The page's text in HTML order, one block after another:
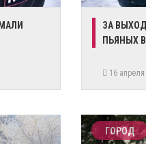
ЗА
ПЬЯНЫХ
16
ГОРОД